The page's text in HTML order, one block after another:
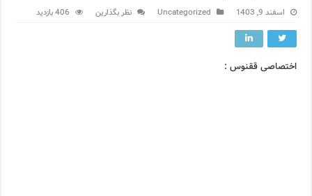
اسفند 9, 1403 Uncategorized نظر بگذارین 406 بازدید
اختصاصی ققنوس :